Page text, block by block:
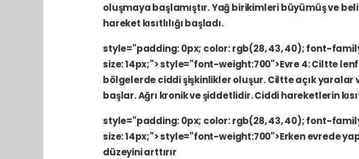
oluşmayabaşlamıştır.Yağbirikimleribüyümüşve
hareket kısıtlılığıbaşladı.
style="padding:0px; color:rgb(28,43,40);font-
size:14px;">style="font-weight:700">Evre4:Cilttelenf
bölgelerdeciddişişkinlikleroluşur.Ciltteaçıkyaralar
başlar.Ağrı kronikveşiddetlidir.Ciddihareketlerin
style="padding:0px; color:rgb(28,43,40);font-
size:14px;">style="font-weight:700">Erkenevrede
düzeyiniarttırır